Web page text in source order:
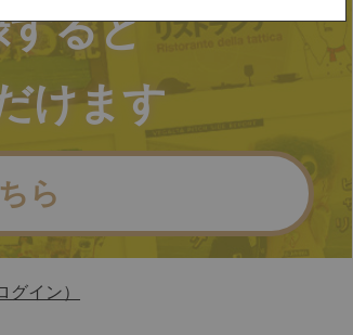
すると
けます
ら
イン）